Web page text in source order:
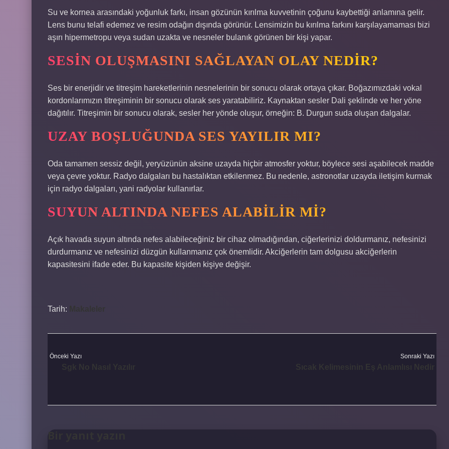
Su ve kornea arasındaki yoğunluk farkı, insan gözünün kırılma kuvvetinin çoğunu kaybettiği anlamına gelir.
Lens bunu telafi edemez ve resim odağın dışında görünür. Lensimizin bu kırılma farkını karşılayamaması bizi
aşırı hipermetropu veya sudan uzakta ve nesneler bulanık görünen bir kişi yapar.
SESIN OLUŞMASINI SAĞLAYAN OLAY NEDIR?
Ses bir enerjidir ve titreşim hareketlerinin nesnelerinin bir sonucu olarak ortaya çıkar. Boğazımızdaki vokal
kordonlarımızın titreşiminin bir sonucu olarak ses yaratabiliriz. Kaynaktan sesler Dali şeklinde ve her yöne
dağıtılır. Titreşimin bir sonucu olarak, sesler her yönde oluşur, örneğin: B. Durgun suda oluşan dalgalar.
UZAY BOŞLUĞUNDA SES YAYILIR MI?
Oda tamamen sessiz değil, yeryüzünün aksine uzayda hiçbir atmosfer yoktur, böylece sesi aşabilecek madde
veya çevre yoktur. Radyo dalgaları bu hastalıktan etkilenmez. Bu nedenle, astronotlar uzayda iletişim kurmak
için radyo dalgaları, yani radyolar kullanırlar.
SUYUN ALTINDA NEFES ALABILIR MI?
Açık havada suyun altında nefes alabileceğiniz bir cihaz olmadığından, ciğerlerinizi doldurmanız, nefesinizi
durdurmanız ve nefesinizi düzgün kullanmanız çok önemlidir. Akciğerlerin tam dolgusu akciğerlerin
kapasitesini ifade eder. Bu kapasite kişiden kişiye değişir.
Tarih: Makaleler
Önceki Yazı Sonraki Yazı
Bir yanıt yazın